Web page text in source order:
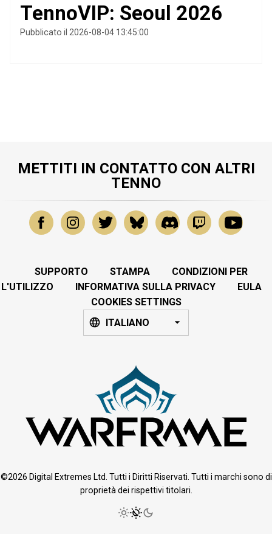
TennoVIP: Seoul 2026
Pubblicato il 2026-08-04 13:45:00
METTITI IN CONTATTO CON ALTRI
TENNO
SUPPORTO STAMPA
CONDIZIONI PER
L'UTILIZZO
INFORMATIVA SULLA PRIVACY
EULA
COOKIES SETTINGS
ITALIANO
©2026 Digital Extremes Ltd. Tutti i Diritti Riservati. Tutti i marchi sono di
proprietà dei rispettivi titolari.